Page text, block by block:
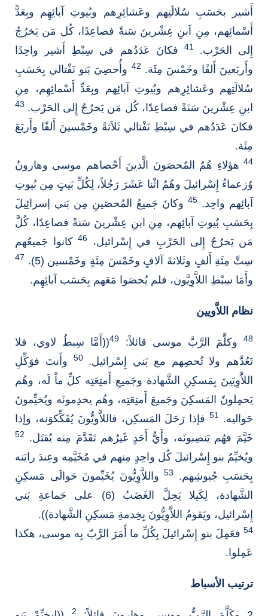
أَشير بحَسَبِ سُلالَتِهم وعَشائِرِهم وبُيوتِ آبائِهِم وبِعَدًّ
أَسْمائِهم، مِنِ اَبنِ عِشْرينَ سَنةً فصاعِدًا، كُل مَن يَخرُجُ
إِلى الحَرْب.41
فكانَ عَدَدُهم في سِبْطِ أَشير واحِدًا
وأَربَعينَ أَلفًا وخَمْسَ مِئَة. 42 وأُحصِيَ بَنو نَفْتالي بِحَسَبِ
سُلالَتِهم وعَشائِرِهم وبُيوتِ آبائِهم وبِعَدِّ أَسْمائِهِم، مِنِ
ابنِ عِشْرينَ سَنَةً فصاعِدًا، كُل مَن يَخرُجُ إِلى الحَرْب. 43
فكانَ عَدَدُهم في سِبْطِ نَفْتالي ثَلاَثةً وخَمْسينَ أَلفًا وأَربَعَ
مِئَة.
44 هؤلاءِ هُمُ المُحصَونَ الَّذينَ أَحْصاهم موسى وهارونُ
وُزعماءُ إِسْرائيلَ وهُمُ اثْنا عَشَرَ رَجُلاً، لِكُلِّ بَيتٍ مِن بُيوتِ
آبائِهم واحِد. 45 وكانَ جَميعُ المُحصَينِ مِن بَني إسرائِيلَ
بِحَسَبِ بُيوتِ آبائِهم، مِنِ ابنِ عِشْرينَ سَنةً فصاعِدًا، كُلَّ
مَن يَخرُجُ إِلى الحَرْبِ في إِسْرائيل،
46 كانوا جَميعُهم
سِتَّ مِئَةِ أَلفٍ وثَلاثةَ آلافٍ وخَمْسَ مِئَةٍ وخَمْسين (5).
47
وأَمَا سِبْطِ اللاَّوِيَّون، فلم يُحصَوا مَعَهم بِحَسَب آبائِهِم.
نظام اللاَّويين
48 وكلَّمَ الرَّبَّ موسى قائلاً: 49((أَمَّا سِبطُ لاوي، فلا
تَعُدَّهم ولا تُحصِهم مع بَني إِسْرائيل.50
وأَنتَ فوَكِّلِ
اللاَّوِيَينَ بِمَسكِنِ الشَّهادة وجَميعِ أَمتِعَتِه كلِّ ماْ لَه، وهُم
يَحمِلونً المَسكِنَ وجَميعَ أَمتِعَتِه، وهُم يخدِمونَه ويُخيِّمونَ
حَواليه. 51فإذا رَحَلَ المَسكِن، فاللاَّويُّونَ يُفَكِّكوَنه، وإذا
خَيَّمَ فهُم يَنصِبونَه، وأَيُّ أَحَدٍ غَيرُهم تَقَدَّمَ مِنه يُقتَل.
52
ويُخيِّمُ بنو إِسْرائيلَ كُل واحِدٍ مِنهم في مُخَيَّمِه وعِندَ رايَته
بِحَسَبِ جُيوشِهم.
53 واللاَّوِِيُّونَ يُخَيِّمونَ حَوالَى مَسكِنِ
الشَّهادة، لِكَيلا يَحِلَّ الغَضَبُ (6) على جَماعةِ بَني
إِسْرائيل، ويَقومُ اللاَّوِيُّونَ بِخِدمةِ مَسكِنِ الشَّهادة)).
54 فعَمِلَ بنو إِسْرائيلَ بِكُلِّ ما أَمَرَ الرَّبّ بِه موسى، هكذا
عَمِلوا.
ترتيب الأسباط
2